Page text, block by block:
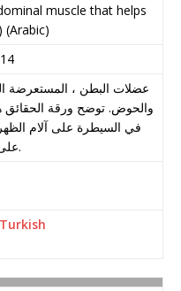
muscle that helps
(Arabic)
عضلات البطن ، المستعرضة
والحوض. توضح ورقة الحقائق
في السيطرة على آلام
على هذه العضلات قوية.
Turkish